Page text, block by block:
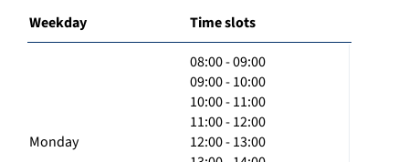
Weekday Time slots
Monday
08:00 - 09:00
09:00 - 10:00
10:00 - 11:00
11:00 - 12:00
12:00 - 13:00